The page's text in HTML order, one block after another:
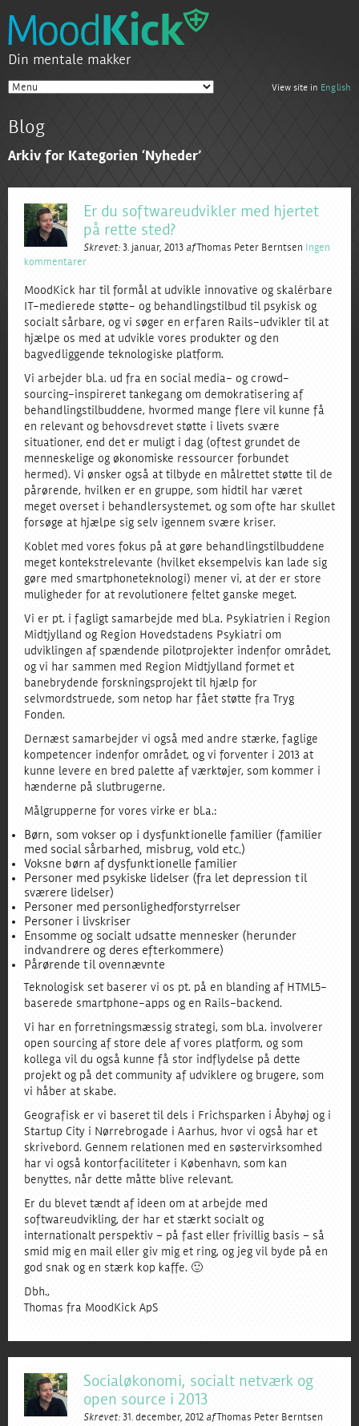
Din mentale makker
English
View site in
Blog
Arkiv for Kategorien ‘Nyheder’
Er du softwareudvikler med hjertet
på rette sted?
Skrevet: 3. januar, 2013 afThomas Peter Berntsen
Ingen
kommentarer
MoodKick har til formål at udvikle innovative og skalérbare
IT-medierede støtte- og behandlingstilbud til psykisk og
socialt sårbare, og vi søger en erfaren Rails-udvikler til at
hjælpe os med at udvikle vores produkter og den
bagvedliggende teknologiske platform.
Vi arbejder bl.a. ud fra en social media- og crowd-
sourcing-inspireret tankegang om demokratisering af
behandlingstilbuddene, hvormed mange flere vil kunne få
en relevant og behovsdrevet støtte i livets svære
situationer, end det er muligt i dag (oftest grundet de
menneskelige og økonomiske ressourcer forbundet
hermed). Vi ønsker også at tilbyde en målrettet støtte til de
pårørende, hvilken er en gruppe, som hidtil har været
meget overset i behandlersystemet, og som ofte har skullet
forsøge at hjælpe sig selv igennem svære kriser.
Koblet med vores fokus på at gøre behandlingstilbuddene
meget kontekstrelevante (hvilket eksempelvis kan lade sig
gøre med smartphoneteknologi) mener vi, at der er store
muligheder for at revolutionere feltet ganske meget.
Vi er pt. i fagligt samarbejde med bl.a. Psykiatrien i Region
Midtjylland og Region Hovedstadens Psykiatri om
udviklingen af spændende pilotprojekter indenfor området,
og vi har sammen med Region Midtjylland formet et
banebrydende forskningsprojekt til hjælp for
selvmordstruede, som netop har fået støtte fra Tryg
Fonden.
Dernæst samarbejder vi også med andre stærke, faglige
kompetencer indenfor området, og vi forventer i 2013 at
kunne levere en bred palette af værktøjer, som kommer i
hænderne på slutbrugerne.
Målgrupperne for vores virke er bl.a.:
Børn, som vokser op i dysfunktionelle familier (familier
med social sårbarhed, misbrug, vold etc.)
Voksne børn af dysfunktionelle familier
Personer med psykiske lidelser (fra let depression til
sværere lidelser)
Personer med personlighedforstyrrelser
Personer i livskriser
Ensomme og socialt udsatte mennesker (herunder
indvandrere og deres efterkommere)
Pårørende til ovennævnte
Teknologisk set baserer vi os pt. på en blanding af HTML5-
baserede smartphone-apps og en Rails-backend.
Vi har en forretningsmæssig strategi, som bl.a. involverer
open sourcing af store dele af vores platform, og som
kollega vil du også kunne få stor indflydelse på dette
projekt og på det community af udviklere og brugere, som
vi håber at skabe.
Geografisk er vi baseret til dels i Frichsparken i Åbyhøj og i
Startup City i Nørrebrogade i Aarhus, hvor vi også har et
skrivebord. Gennem relationen med en søstervirksomhed
har vi også kontorfaciliteter i København, som kan
benyttes, når dette måtte blive relevant.
Er du blevet tændt af ideen om at arbejde med
softwareudvikling, der har et stærkt socialt og
internationalt perspektiv – på fast eller frivillig basis – så
smid mig en mail eller giv mig et ring, og jeg vil byde på en
god snak og en stærk kop kaffe. 🙂
Dbh.,
Thomas fra MoodKick ApS
Socialøkonomi, socialt netværk og
open source i 2013
Skrevet: 31. december, 2012 afThomas Peter Berntsen